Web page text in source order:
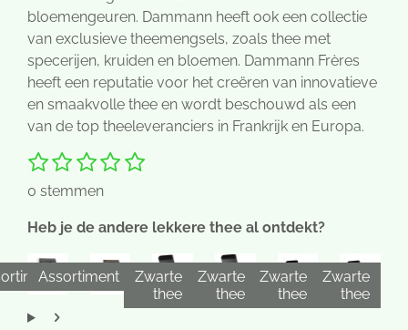
bloemengeuren. Dammann heeft ook een collectie
van exclusieve theemengsels, zoals thee met
specerijen, kruiden en bloemen. Dammann Frères
heeft een reputatie voor het creëren van innovatieve
en smaakvolle thee en wordt beschouwd als een
van de top theeleveranciers in Frankrijk en Europa.
R
a
g
:
0
1
s
e
2
s
e
r
e
n
3
s
e
r
e
4
s
e
r
e
5
e
r
e
n
S
m
n
0 stemmen
Heb je de andere lekkere thee al ontdekt?
Assortiment
Zwarte
thee
Zwarte
thee
Zwarte
thee
Zwarte
thee